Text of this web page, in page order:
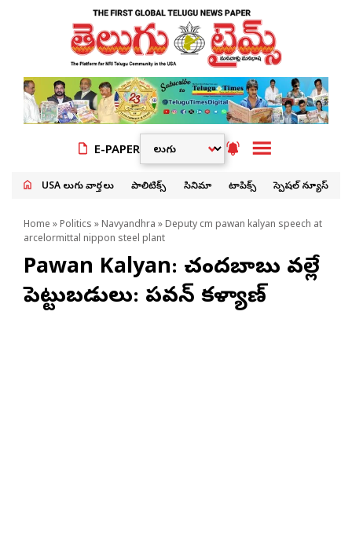
E-PAPER
USA తెలుగు వార్తలు పాలిటిక్స్ సినిమా టాపిక్స్ స్పెషల్ న్యూస్
Home » Politics » Navyandhra » Deputy cm pawan kalyan speech at
arcelormittal nippon steel plant
Pawan Kalyan: చంద్రబాబు వల్లే
పెట్టుబడులు: పవన్ కళ్యాణ్